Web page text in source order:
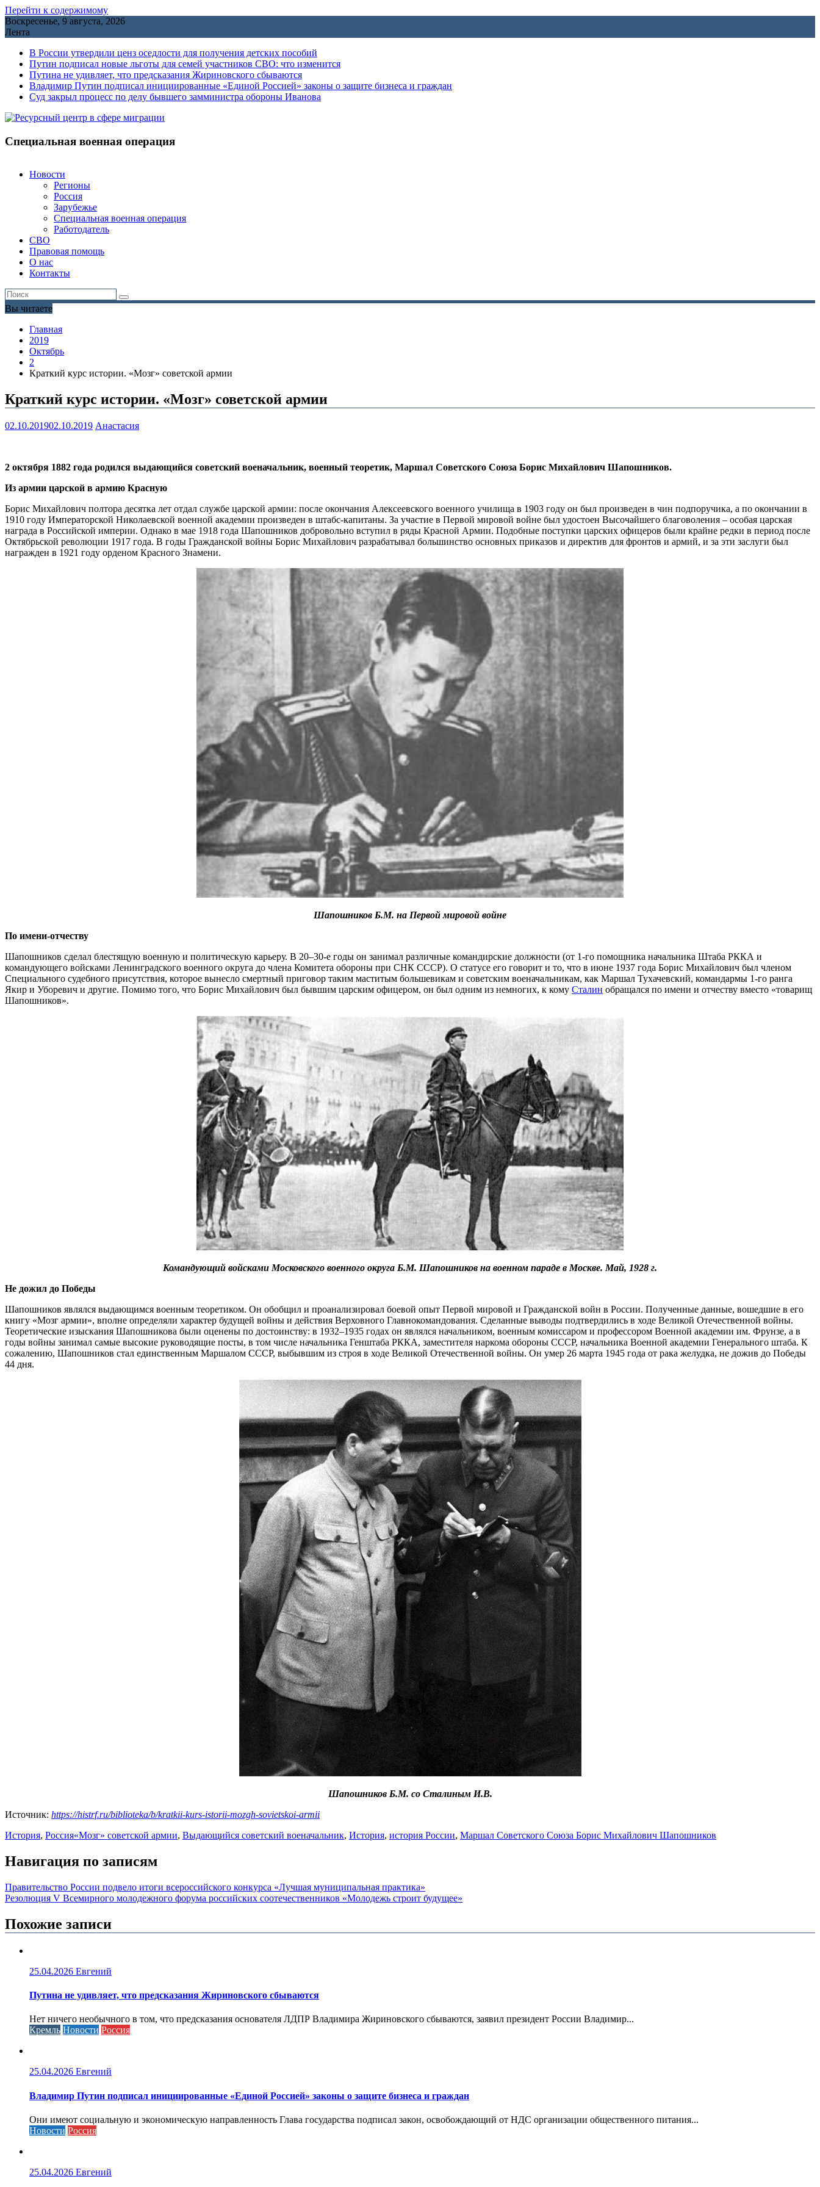
Перейти к содержимому
Воскресенье, 9 августа, 2026
Лента
В России утвердили ценз оседлости для получения детских пособий
Путин подписал новые льготы для семей участников СВО: что изменится
Путина не удивляет, что предсказания Жириновского сбываются
Владимир Путин подписал инициированные «Единой Россией» законы о защите бизнеса и граждан
Cуд закрыл процесс по делу бывшего замминистра обороны Иванова
Специальная военная операция
Новости
Регионы
Россия
Зарубежье
Специальная военная операция
Работодатель
СВО
Правовая помощь
О нас
Контакты
Вы читаете
Главная
2019
Октябрь
2
Краткий курс истории. «Мозг» советской армии
Краткий курс истории. «Мозг» советской армии
02.10.201902.10.2019 Анастасия
2 октября 1882 года родился выдающийся советский военачальник, военный теоретик, Маршал Советского Союза Борис Михайлович Шапошников.
Из армии царской в армию Красную
Борис Михайлович полтора десятка лет отдал службе царской армии: после окончания Алексеевского военного училища в 1903 году он был произведен в чин подпоручика, а по окончании в
1910 году Императорской Николаевской военной академии произведен в штабс-капитаны. За участие в Первой мировой войне был удостоен Высочайшего благоволения – особая царская
награда в Российской империи. Однако в мае 1918 года Шапошников добровольно вступил в ряды Красной Армии. Подобные поступки царских офицеров были крайне редки в период после
Октябрьской революции 1917 года. В годы Гражданской войны Борис Михайлович разрабатывал большинство основных приказов и директив для фронтов и армий, и за эти заслуги был
награжден в 1921 году орденом Красного Знамени.
Шапошников Б.М. на Первой мировой войне
По имени-отчеству
Шапошников сделал блестящую военную и политическую карьеру. В 20–30-е годы он занимал различные командирские должности (от 1-го помощника начальника Штаба РККА и
командующего войсками Ленинградского военного округа до члена Комитета обороны при СНК СССР). О статусе его говорит и то, что в июне 1937 года Борис Михайлович был членом
Специального судебного присутствия, которое вынесло смертный приговор таким маститым большевикам и советским военачальникам, как Маршал Тухачевский, командармы 1-го ранга
Якир и Уборевич и другие. Помимо того, что Борис Михайлович был бывшим царским офицером, он был одним из немногих, к кому Сталин обращался по имени и отчеству вместо «товарищ
Шапошников».
Командующий войсками Московского военного округа Б.М. Шапошников на военном параде в Москве. Май, 1928 г.
Не дожил до Победы
Шапошников являлся выдающимся военным теоретиком. Он обобщил и проанализировал боевой опыт Первой мировой и Гражданской войн в России. Полученные данные, вошедшие в его
книгу «Мозг армии», вполне определяли характер будущей войны и действия Верховного Главнокомандования. Сделанные выводы подтвердились в ходе Великой Отечественной войны.
Теоретические изыскания Шапошникова были оценены по достоинству: в 1932–1935 годах он являлся начальником, военным комиссаром и профессором Военной академии им. Фрунзе, а в
годы войны занимал самые высокие руководящие посты, в том числе начальника Генштаба РККА, заместителя наркома обороны СССР, начальника Военной академии Генерального штаба. К
сожалению, Шапошников стал единственным Маршалом СССР, выбывшим из строя в ходе Великой Отечественной войны. Он умер 26 марта 1945 года от рака желудка, не дожив до Победы
44 дня.
Шапошников Б.М. со Сталиным И.В.
Источник: https://histrf.ru/biblioteka/b/kratkii-kurs-istorii-mozgh-sovietskoi-armii
История, Россия«Мозг» советской армии, Выдающийся советский военачальник, История, история России, Маршал Советского Союза Борис Михайлович Шапошников
Навигация по записям
Правительство России подвело итоги всероссийского конкурса «Лучшая муниципальная практика»
Резолюция V Всемирного молодежного форума российских соотечественников «Молодежь строит будущее»
Похожие записи
25.04.2026 Евгений
Путина не удивляет, что предсказания Жириновского сбываются
Нет ничего необычного в том, что предсказания основателя ЛДПР Владимира Жириновского сбываются, заявил президент России Владимир...
Кремль Новости Россия
25.04.2026 Евгений
Владимир Путин подписал инициированные «Единой Россией» законы о защите бизнеса и граждан
Они имеют социальную и экономическую направленность Глава государства подписал закон, освобождающий от НДС организации общественного питания...
Новости Россия
25.04.2026 Евгений